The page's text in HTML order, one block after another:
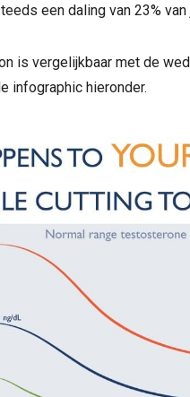
een daling van 23%
is vergelijkbaar met de
infographic hieronder.